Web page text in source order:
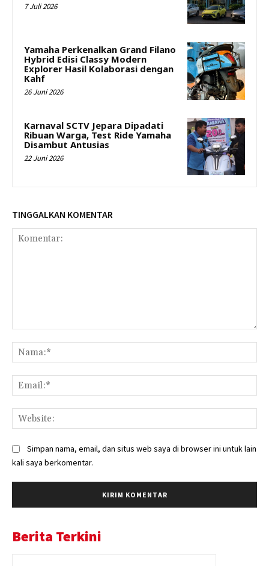
7 Juli 2026
Yamaha Perkenalkan Grand Filano
Hybrid Edisi Classy Modern
Explorer Hasil Kolaborasi dengan
Kahf
26 Juni 2026
Karnaval SCTV Jepara Dipadati
Ribuan Warga, Test Ride Yamaha
Disambut Antusias
22 Juni 2026
TINGGALKAN KOMENTAR
Simpan nama, email, dan situs web saya di browser ini untuk lain
kali saya berkomentar.
Berita Terkini